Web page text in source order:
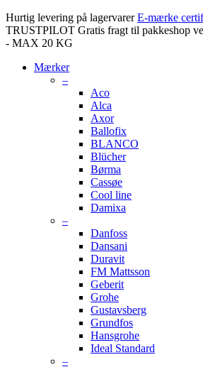
Hurtig levering på lagervarer E-mærke
TRUSTPILOT Gratis fragt til pakkeshop
- MAX 20 KG
Mærker
–
Aco
Alca
Axor
Ballofix
BLANCO
Blücher
Børma
Cassøe
Cool line
Damixa
–
Danfoss
Dansani
Duravit
FM Mattsson
Geberit
Grohe
Gustavsberg
Grundfos
Hansgrohe
Ideal Standard
–